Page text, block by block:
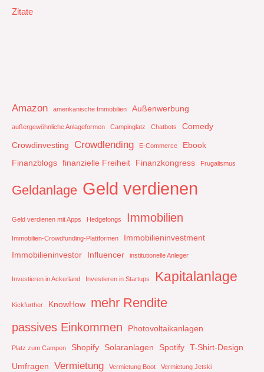
Zitate
Amazon amerikanische Immobilien Außenwerbung
außergewöhnliche Anlageformen Campinglatz Chatbots
Comedy
Crowdinvesting
Crowdlending E-Commerce
Ebook
Finanzblogs finanzielle Freiheit Finanzkongress Frugalismus
Geldanlage Geld verdienen
Geld verdienen mit Apps Hedgefongs Immobilien
Immobilien-Crowdfunding-Plattformen
Immobilieninvestment
Immobilieninvestor
Influencer institutionelle Anleger
Investieren in Ackerland Investieren in Startups Kapitalanlage
Kickfurther KnowHow mehr Rendite
passives Einkommen Photovoltaikanlagen
Platz zum Campen Shopify Solaranlagen Spotify T-Shirt-Design
Umfragen
Vermietung Vermietung Boot Vermietung Jetski